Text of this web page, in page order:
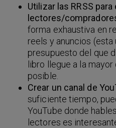
Utilizar las RRSS
lectores/
forma exhaustiva en
reels y anuncios
presupuesto del que
libro llegue a la
posible.
Crear un canal de
suficiente tiempo,
YouTube donde
lectores es